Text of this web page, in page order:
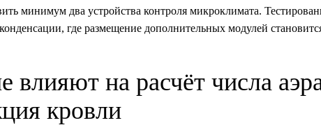
минимум два устройства контроля микроклимата.
где размещение дополнительных модулей
влияют на расчёт числа
кровли